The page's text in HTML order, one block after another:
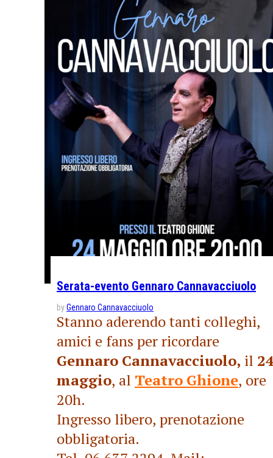
Serata-evento Gennaro Cannavacciuolo
byGennaro Cannavacciuolo
Stanno aderendo tanti colleghi,
amici e fans per ricordare
Gennaro Cannavacciuolo, il
maggio, al Teatro Ghione, ore
20h.
Ingresso libero, prenotazione
obbligatoria.